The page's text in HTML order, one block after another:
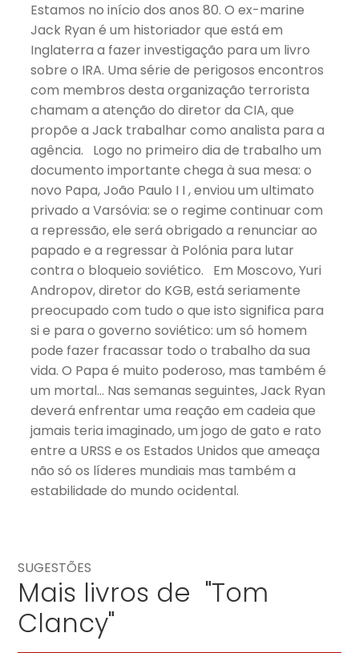
Estamos no início dos anos 80. O ex-marine
Jack Ryan é um historiador que está em
Inglaterra a fazer investigação para um livro
sobre o IRA. Uma série de perigosos encontros
com membros desta organização terrorista
chamam a atenção do diretor da CIA, que
propõe a Jack trabalhar como analista para a
agência. Logo no primeiro dia de trabalho um
documento importante chega à sua mesa: o
novo Papa, João Paulo I I , enviou um ultimato
privado a Varsóvia: se o regime continuar com
a repressão, ele será obrigado a renunciar ao
papado e a regressar à Polónia para lutar
contra o bloqueio soviético. Em Moscovo, Yuri
Andropov, diretor do KGB, está seriamente
preocupado com tudo o que isto significa para
si e para o governo soviético: um só homem
pode fazer fracassar todo o trabalho da sua
vida. O Papa é muito poderoso, mas também é
um mortal… Nas semanas seguintes, Jack Ryan
deverá enfrentar uma reação em cadeia que
jamais teria imaginado, um jogo de gato e rato
entre a URSS e os Estados Unidos que ameaça
não só os líderes mundiais mas também a
estabilidade do mundo ocidental.
SUGESTÕES
Mais livros de "Tom
Clancy"